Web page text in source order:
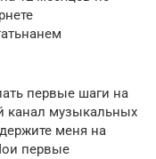
первые шаги на
канал музыкальных
меня на
первые